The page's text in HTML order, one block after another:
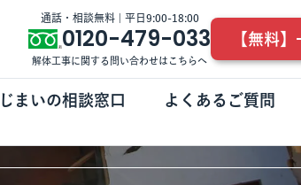
通話・相談無料 | 平日9:00-18:00
0120-479-033
解体工事に関する問い合わせはこちらへ
【無料
まいの相談窓口 よくあるご質問